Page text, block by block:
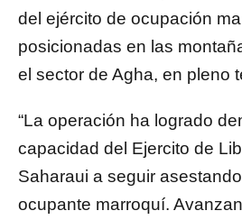
del ejército de ocupación
posicionadas en las
el sector de Agha, en pleno
“La operación ha logrado
capacidad del Ejercito de
Saharaui a seguir
ocupante marroquí.